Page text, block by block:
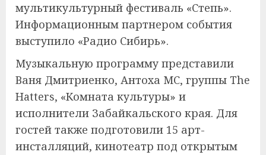
мультикультурный фестиваль «Степь».
Информационным партнером события
выступило «Радио Сибирь».
Музыкальную программу представили
Ваня Дмитриенко, Антоха МС, группы The
Hatters, «Комната культуры» и
исполнители Забайкальского края. Для
гостей также подготовили 15 арт-
инсталляций, кинотеатр под открытым